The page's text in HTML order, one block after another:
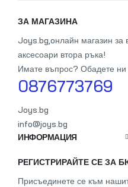
ЗА МАГАЗИНА
Joys.bg,oнлайн магазин за
аксесоари втора ръка!
Имате въпрос? Обадете
0876773769
Joys.bg
info@joys.bg
ИНФОРМАЦИЯ
РЕГИСТРИРАЙТЕ СЕ ЗА
Присъединете се към